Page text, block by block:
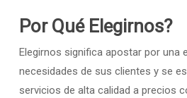
Por Qué Elegirnos?
Elegirnos significa apostar por una
necesidades de sus clientes y se
servicios de alta calidad a precios